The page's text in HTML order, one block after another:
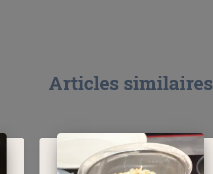
Articles similaires